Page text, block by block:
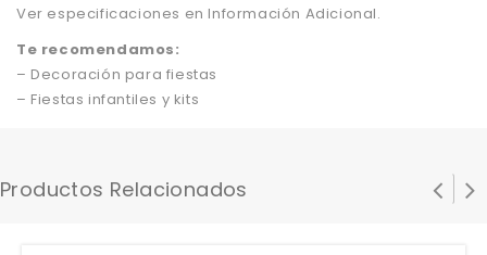
Ver especificaciones en Información Adicional.
Te recomendamos:
– Decoración para fiestas
– Fiestas infantiles y kits
Productos Relacionados